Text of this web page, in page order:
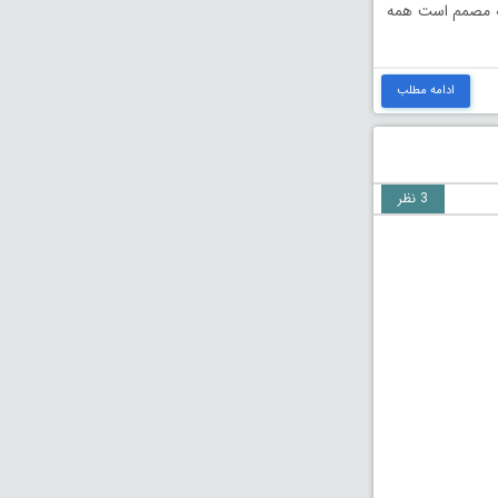
مصمم است همه
ادامه مطلب
3 نظر